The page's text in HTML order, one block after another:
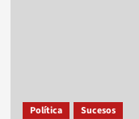
Política Sucesos